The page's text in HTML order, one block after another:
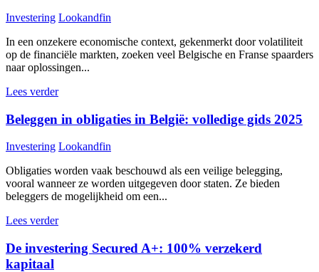
Investering Lookandfin
In een onzekere economische context, gekenmerkt door volatiliteit
op de financiële markten, zoeken veel Belgische en Franse spaarders
naar oplossingen...
Lees verder
Beleggen in obligaties in België: volledige gids 2025
Investering Lookandfin
Obligaties worden vaak beschouwd als een veilige belegging,
vooral wanneer ze worden uitgegeven door staten. Ze bieden
beleggers de mogelijkheid om een...
Lees verder
De investering Secured A+: 100% verzekerd
kapitaal